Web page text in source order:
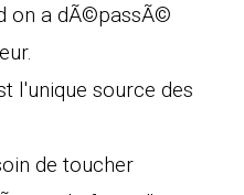
on a dÃ©passÃ©
l'unique source des
de toucher